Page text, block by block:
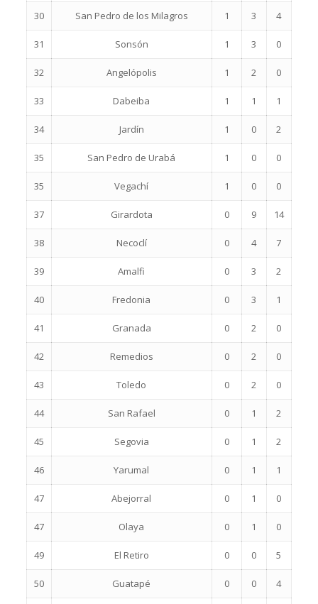
30 San Pedro de los Milagros 1 3 4
31 Sonsón 1 3 0
32 Angelópolis 1 2 0
33 Dabeiba 1 1 1
34 Jardín 1 0 2
35 San Pedro de Urabá 1 0 0
35 Vegachí 1 0 0
37 Girardota 0 9 14
38 Necoclí 0 4 7
39 Amalfi 0 3 2
40 Fredonia 0 3 1
41 Granada 0 2 0
42 Remedios 0 2 0
43 Toledo 0 2 0
44 San Rafael 0 1 2
45 Segovia 0 1 2
46 Yarumal 0 1 1
47 Abejorral 0 1 0
47 Olaya 0 1 0
49 El Retiro 0 0 5
50 Guatapé 0 0 4